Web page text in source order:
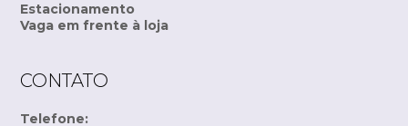
Estacionamento
Vaga em frente à loja
CONTATO
Telefone: